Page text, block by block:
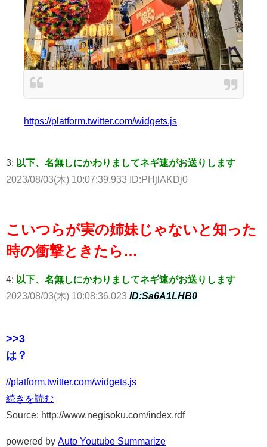
https://platform.twitter.com/widgets.js
3: 以下、名無しにかわりましてネギ速がお送りします
2023/08/03(木) 10:07:39.933 ID:PHjlAKDj0
こいつらが実の姉妹じゃないと知った
時の衝撃ときたら…
4: 以下、名無しにかわりましてネギ速がお送りします
2023/08/03(木) 10:08:36.023 ID:Sa6A1LHB0
>>3
は？
//platform.twitter.com/widgets.js
続きを読む
Source: http://www.negisoku.com/index.rdf
powered by Auto Youtube Summarize